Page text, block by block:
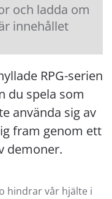
och ladda om
innehållet
RPG-serien
du spela som
använda sig av
fram genom ett
demoner.
hindrar vår hjälte i